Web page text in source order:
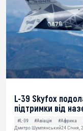
L-39 Skyfox
підтримки від
#L-39 #Авіація #Африка
Дмитро Шумлянський24 Січня,